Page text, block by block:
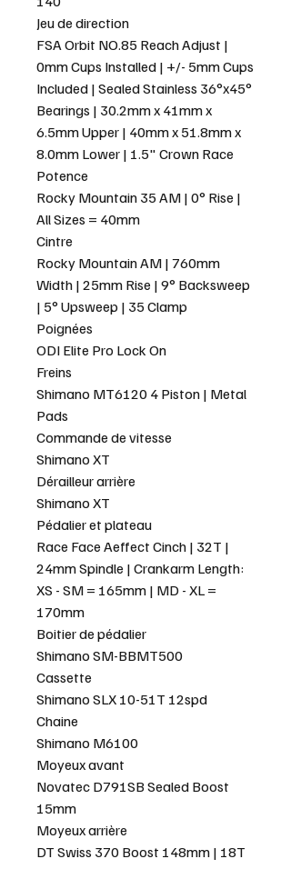
Jeu de direction
FSA Orbit NO.85 Reach Adjust |
0mm Cups Installed | +/- 5mm Cups
Included | Sealed Stainless 36°x45°
Bearings | 30.2mm x 41mm x
6.5mm Upper | 40mm x 51.8mm x
8.0mm Lower | 1.5" Crown Race
Potence
Rocky Mountain 35 AM | 0° Rise |
All Sizes = 40mm
Cintre
Rocky Mountain AM | 760mm
Width | 25mm Rise | 9° Backsweep
| 5° Upsweep | 35 Clamp
Poignées
ODI Elite Pro Lock On
Freins
Shimano MT6120 4 Piston | Metal
Pads
Commande de vitesse
Shimano XT
Dérailleur arrière
Shimano XT
Pédalier et plateau
Race Face Aeffect Cinch | 32T |
24mm Spindle | Crankarm Length:
XS - SM = 165mm | MD - XL =
170mm
Boitier de pédalier
Shimano SM-BBMT500
Cassette
Shimano SLX 10-51T 12spd
Chaine
Shimano M6100
Moyeux avant
Novatec D791SB Sealed Boost
15mm
Moyeux arrière
DT Swiss 370 Boost 148mm | 18T